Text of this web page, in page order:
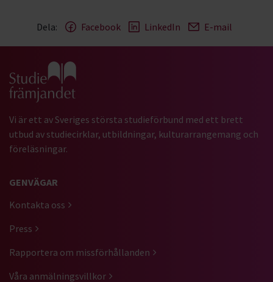
Dela: Facebook LinkedIn E-mail
Gå till studiefrämjandets startsida
Vi är ett av Sveriges största studieförbund med ett brett
utbud av studiecirklar, utbildningar, kulturarrangemang och
föreläsningar.
GENVÄGAR
Kontakta oss
Press
Rapportera om missförhållanden
Våra anmälningsvillkor